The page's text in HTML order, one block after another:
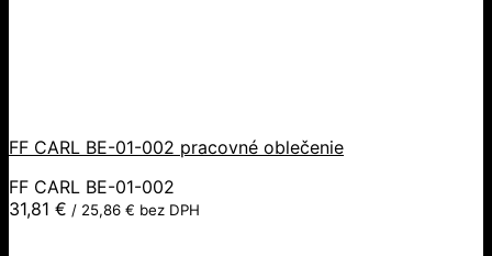
FF CARL BE-01-002 pracovné oblečenie
FF CARL BE-01-002
31,81 € / 25,86 € bez DPH